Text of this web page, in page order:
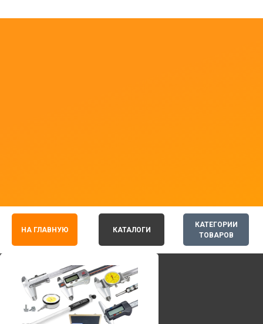
КАТЕГОРИИ
ТОВАРОВ
НА ГЛАВНУЮ КАТАЛОГИ